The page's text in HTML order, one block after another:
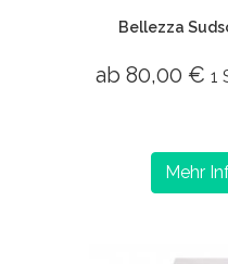
Bellezza
ab 80,00 € 1
Mehr